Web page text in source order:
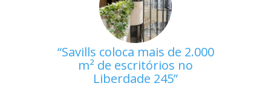
Savills coloca mais de 2.000
m² de escritórios no
Liberdade 245